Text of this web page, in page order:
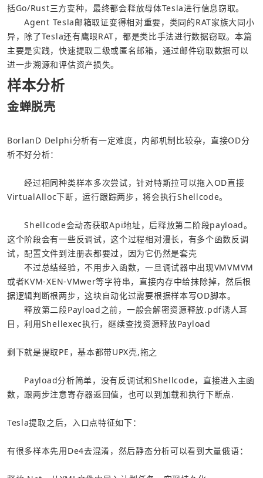
括Go/Rust三方变种，最终都会释放母体Tesla进行信息窃取。
Agent Tesla邮箱取证变得相对重要，类同的RAT家族大同小
异，除了Tesla还有鹰眼RAT，都是类比手法进行数据窃取。本篇
主要是实践，快速提取二级或匿名邮箱，通过邮件窃取数据可以
进一步溯源和评估资产损失。
样本分析
金蝉脱壳
BorlanD Delphi分析有一定难度，内部机制比较杂，直接OD分
析不好分析：
经过相同种类样本多次尝试，针对特斯拉可以拖入OD直接
VirtualAlloc下断，运行跟踪两步，将会执行Shellcode。
Shellcode会动态获取Api地址，后释放第二阶段payload。
这个阶段会有一些反调试，这个过程相对漫长，有多个函数反调
不过总结经验，不用步入函数，一旦调试器中出现VMVMVM
或者KVM-XEN-VMwer等字符串，直接内存中给抹除掉，然后根
释放第二段Payload之前，一般会解密资源释放.pdf诱人耳
目，利用Shellexec执行，继续查找资源释放Payload
剩下就是提取PE，基本都带UPX壳,拖之
Payload分析简单，没有反调试和Shellcode，直接进入主函
数，跟两步注意寄存器返回值，也可以到加载和执行下断点.
Tesla提取之后，入口点特征如下：
有很多样本先用De4去混淆，然后静态分析可以看到大量俄语：